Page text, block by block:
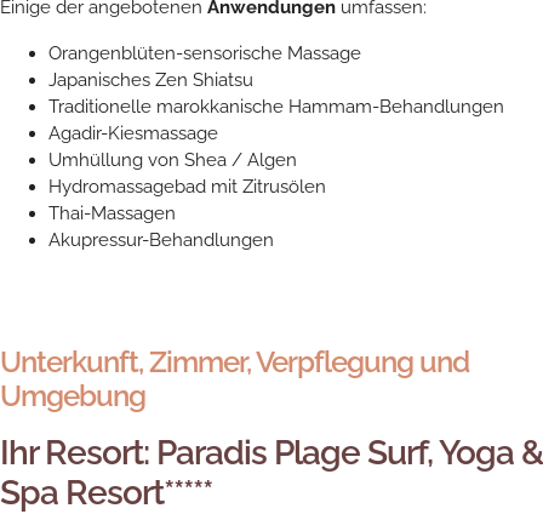
Einige der angebotenen Anwendungen umfassen:
Orangenblüten-sensorische Massage
Japanisches Zen Shiatsu
Traditionelle marokkanische Hammam-Behandlungen
Agadir-Kiesmassage
Umhüllung von Shea / Algen
Hydromassagebad mit Zitrusölen
Thai-Massagen
Akupressur-Behandlungen
Unterkunft, Zimmer, Verpflegung und
Umgebung
Ihr Resort: Paradis Plage Surf, Yoga &
Spa Resort*****